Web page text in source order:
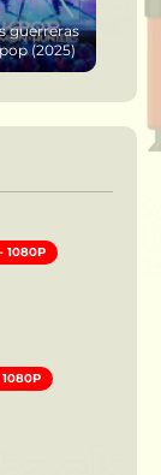
guerreras
(2025)
1080P